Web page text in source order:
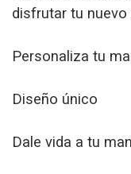
disfrutar tu
Personaliza tu
Diseño único
Dale vida a tu